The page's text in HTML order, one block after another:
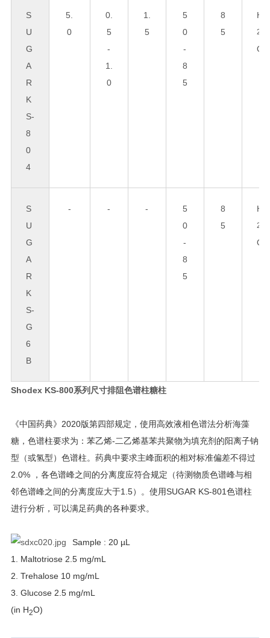
S
U
G
A
R
K
S-
8
0
4
5.
0
0.
5
-
1.
0
1.
5
5
0
-
8
5
8
5
H
2
O
S
U
G
A
R
K
S-
G
6
B
- - -
5
0
-
8
5
8
5
H
2
O
Shodex KS-800系列尺寸排阻色谱柱糖柱
《中国药典》2020版第四部规定，使用高效液相色谱法分析海藻
糖，色谱柱要求为：苯乙烯-二乙烯基苯共聚物为填充剂的阳离子钠
型（或氢型）色谱柱。药典中要求主峰面积的相对标准偏差不得过
2.0% ，各色谱峰之间的分离度应符合规定（待测物质色谱峰与相
邻色谱峰之间的分离度应大于1.5）。使用SUGAR KS-801色谱柱
进行分析，可以满足药典的各种要求。
Sample : 20 µL
1. Maltotriose 2.5 mg/mL
2. Trehalose 10 mg/mL
3. Glucose 2.5 mg/mL
(in H2O)